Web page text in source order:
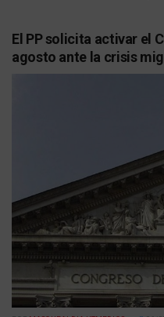
El PP solicita activar el
agosto ante la crisis